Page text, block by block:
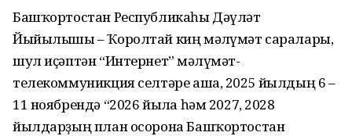
Башҡортостан Республикаһы Дәүләт
Йыйылышы – Ҡоролтай киң мәғлүмәт саралары,
шул иҫәптән “Интернет” мәғлүмәт-
телекоммуникция селтәре аша, 2025 йылдың 6 –
11 ноябрендә “2026 йылға һәм 2027, 2028
йылдарҙың план осорона Башҡортостан